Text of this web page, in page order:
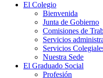
El Colegio
Bienvenida
Junta de Gobierno
Comisiones de
Servicios
Servicios
Nuestra Sede
El Graduado Social
Profesión